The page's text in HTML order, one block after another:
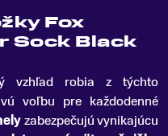
Fox
Sock Black
vzhľad robia z týchto
voľbu pre každodenné
zabezpečujú vynikajúcu